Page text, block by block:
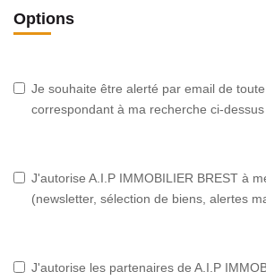
Options
Je souhaite être alerté par email de
correspondant à ma recherche ci-dessus
J'autorise A.I.P IMMOBILIER BREST à
(newsletter, sélection de biens, alertes
J'autorise les partenaires de A.I.P